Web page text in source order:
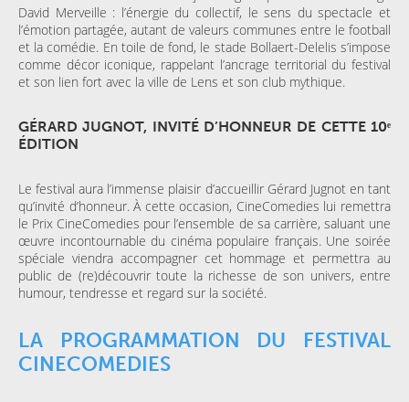
David Merveille : l’énergie du collectif, le sens du spectacle et
l’émotion partagée, autant de valeurs communes entre le football
et la comédie. En toile de fond, le stade Bollaert-Delelis s’impose
comme décor iconique, rappelant l’ancrage territorial du festival
et son lien fort avec la ville de Lens et son club mythique.
GÉRARD JUGNOT, INVITÉ D’HONNEUR DE CETTE 10ᵉ
ÉDITION
Le festival aura l’immense plaisir d’accueillir Gérard Jugnot en tant
qu’invité d’honneur. À cette occasion, CineComedies lui remettra
le Prix CineComedies pour l’ensemble de sa carrière, saluant une
œuvre incontournable du cinéma populaire français. Une soirée
spéciale viendra accompagner cet hommage et permettra au
public de (re)découvrir toute la richesse de son univers, entre
humour, tendresse et regard sur la société.
LA PROGRAMMATION DU FESTIVAL
CINECOMEDIES